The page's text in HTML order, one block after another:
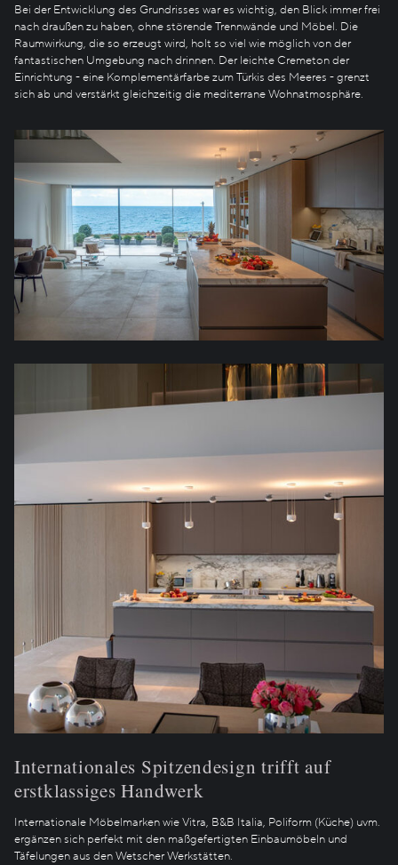
Bei der Entwicklung des Grundrisses war es wichtig, den Blick immer frei
nach draußen zu haben, ohne störende Trennwände und Möbel. Die
Raumwirkung, die so erzeugt wird, holt so viel wie möglich von der
fantastischen Umgebung nach drinnen. Der leichte Cremeton der
Einrichtung - eine Komplementärfarbe zum Türkis des Meeres - grenzt
sich ab und verstärkt gleichzeitig die mediterrane Wohnatmosphäre.
Internationales Spitzendesign trifft auf
erstklassiges Handwerk
Internationale Möbelmarken wie Vitra, B&B Italia, Poliform (Küche) uvm.
ergänzen sich perfekt mit den maßgefertigten Einbaumöbeln und
Täfelungen aus den Wetscher Werkstätten.